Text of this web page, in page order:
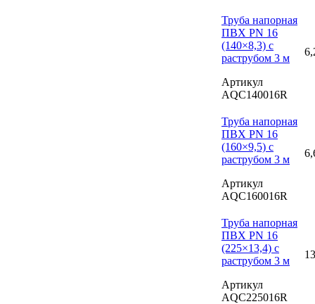
Труба напорная
ПВХ PN 16
(140×8,3) с
раструбом 3 м
Артикул
AQC140016R
Труба напорная
ПВХ PN 16
(160×9,5) с
раструбом 3 м
Артикул
AQC160016R
Труба напорная
ПВХ PN 16
(225×13,4) с
раструбом 3 м
Артикул
AQC225016R